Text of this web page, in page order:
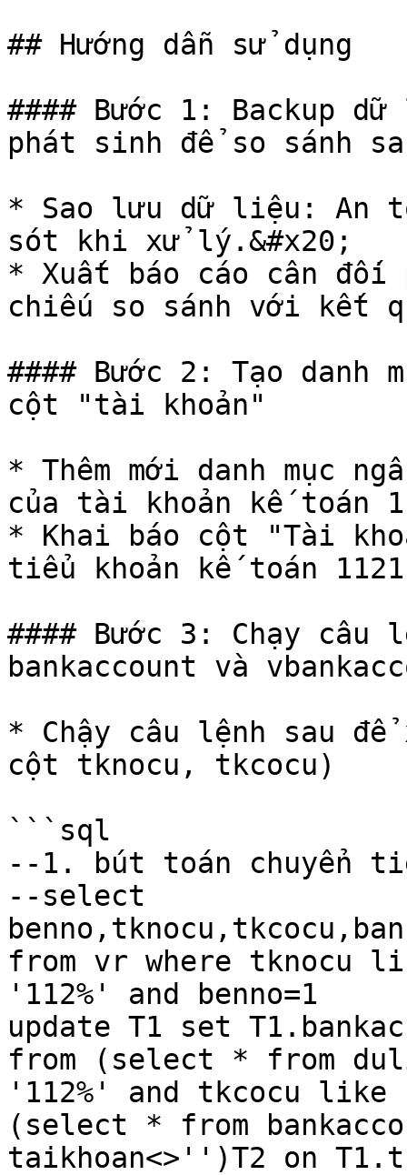
## Hướng dẫn sử dụng
#### Bước 1: Backup
phát sinh để so sánh
* Sao lưu dữ liệu: An
sót khi xử lý.&#x20;
* Xuất báo cáo cân
chiếu so sánh với kết
#### Bước 2: Tạo danh
cột "tài khoản"
* Thêm mới danh mục
của tài khoản kế toán
* Khai báo cột "Tài
tiểu khoản kế toán
#### Bước 3: Chạy
bankaccount và
* Chậy câu lệnh sau
cột tknocu, tkcocu)
```sql
--1. bút toán chuyển
--select
from vr where tknocu
'112%' and benno=1
update T1 set
from (select * from
'112%' and tkcocu
(select * from
taikhoan<>'')T2 on